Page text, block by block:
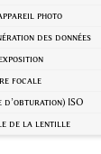
photo
des données
focale
d’obturation) ISO
de la lentille